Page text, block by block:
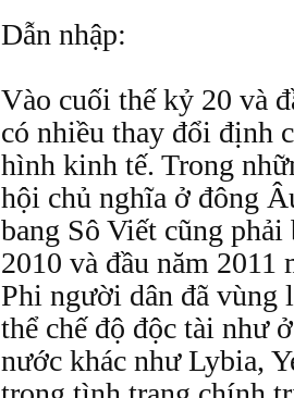
Dẫn nhập:
Vào cuối thế kỷ 20 và
có nhiều thay đổi định
hình kinh tế. Trong
hội chủ nghĩa ở đông
bang Sô Viết cũng
2010 và đầu năm 2011
Phi người dân đã vùng
thể chế độ độc tài như
nước khác như Lybia,